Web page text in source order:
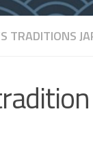
TRADITIONS